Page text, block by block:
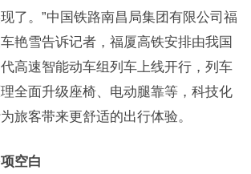
了。”中国铁路南昌局集团有限公司福
艳雪告诉记者，福厦高铁安排由我国
高速智能动车组列车上线开行，列车
全面升级座椅、电动腿靠等，科技化
旅客带来更舒适的出行体验。
空白